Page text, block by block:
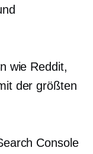
wie Reddit,
der größten
Console